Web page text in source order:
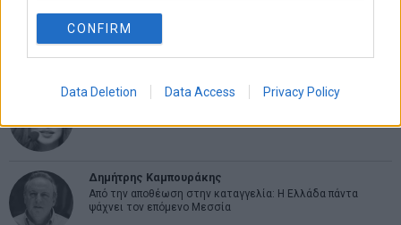
CONFIRM
Data Deletion Data Access Privacy Policy
Εύη Φραγκάκη
«Αυτό είναι που μένει. Το συναίσθημα που αφήνουμε πίσω
μας»
Σταματίνα Σταματάκου
Δημήτρης Καμπουράκης
Από την αποθέωση στην καταγγελία: Η Ελλάδα πάντα
ψάχνει τον επόμενο Μεσσία